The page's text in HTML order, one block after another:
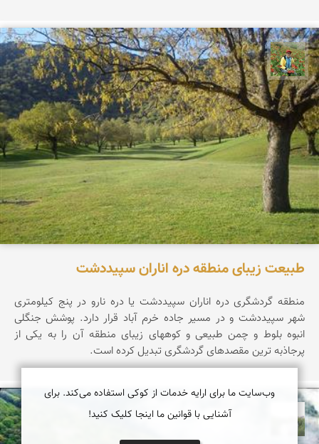
اسفندیار خدایی
طبیعت زیبای منطقه دره اناران سپیددشت
منطقه گردشگری دره اناران سپیددشت یا دره نارو در پنج کیلومتری
شهر سپیددشت و در مسیر جاده خرم آباد قرار دارد. پوشش جنگلی
انبوه بلوط و چمن طبیعی و کوههای زیبای منطقه آن را به یکی از
پرجاذبه ترین مقصدهای گردشگری تبدیل کرده است.
مهرداد زینلیان
وب‌سایت ما برای ارایه خدمات از کوکی استفاده می‌کند. برای
آشنایی با قوانین ما اینجا کلیک کنید!